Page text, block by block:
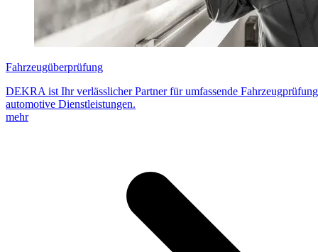
Fahrzeugüberprüfung
DEKRA ist Ihr verlässlicher Partner für umfassende
automotive Dienstleistungen.
mehr